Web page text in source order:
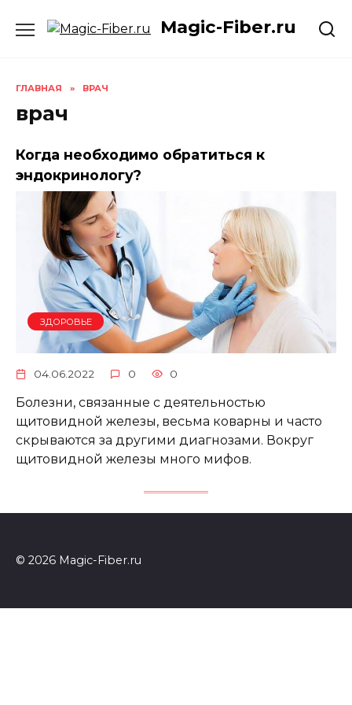
Magic-Fiber.ru
ГЛАВНАЯ » ВРАЧ
врач
Когда необходимо обратиться к
эндокринологу?
ЗДОРОВЬЕ
04.06.2022 0 0
Болезни, связанные с деятельностью
щитовидной железы, весьма коварны и часто
скрываются за другими диагнозами. Вокруг
щитовидной железы много мифов.
© 2026 Magic-Fiber.ru